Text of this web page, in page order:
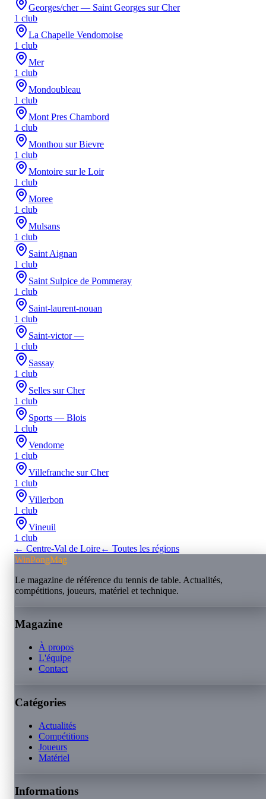
Georges/cher — Saint Georges sur Cher
1 club
La Chapelle Vendomoise
1 club
Mer
1 club
Mondoubleau
1 club
Mont Pres Chambord
1 club
Monthou sur Bievre
1 club
Montoire sur le Loir
1 club
Moree
1 club
Mulsans
1 club
Saint Aignan
1 club
Saint Sulpice de Pommeray
1 club
Saint-laurent-nouan
1 club
Saint-victor —
1 club
Sassay
1 club
Selles sur Cher
1 club
Sports — Blois
1 club
Vendome
1 club
Villefranche sur Cher
1 club
Villerbon
1 club
Vineuil
1 club
← Centre-Val de Loire← Toutes les régions
WinPongMag
Le magazine de référence du tennis de table. Actualités,
compétitions, joueurs, matériel et technique.
Magazine
À propos
L'équipe
Contact
Catégories
Actualités
Compétitions
Joueurs
Matériel
Informations